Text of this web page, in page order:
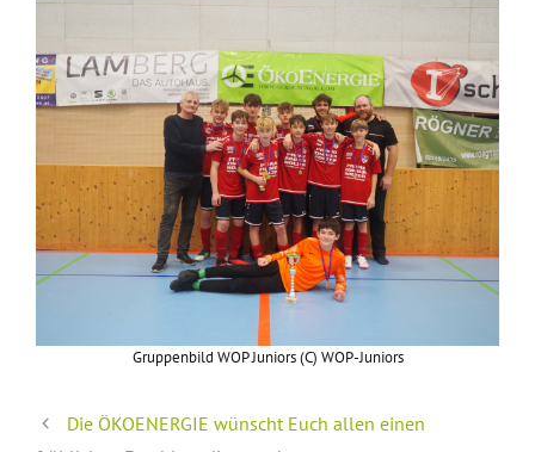
Gruppenbild WOP Juniors (C) WOP-Juniors
Die ÖKOENERGIE wünscht Euch allen einen